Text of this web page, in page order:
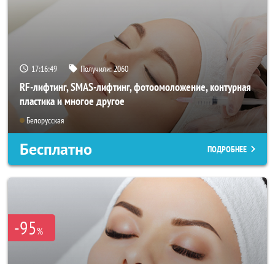
17:16:47 Получили:2060
RF-лифтинг, SMAS-лифтинг, фотоомоложение, контурная
пластика и многое другое
Белорусская
Бесплатно ПОДРОБНЕЕ
-95%